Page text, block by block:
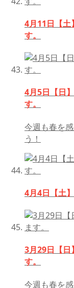
4月11日【土
す。
4月5日【日
す。
今週も春を
う！
4月4日【土
3月29日【日
す。
今週も春を